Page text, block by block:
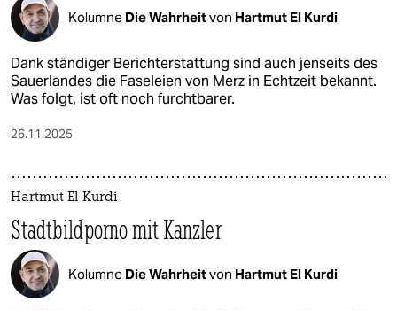
Kolumne Die Wahrheitvon Hartmut El Kurdi
Dank ständiger Berichterstattung sind auch jenseits des
Sauerlandes die Faseleien von Merz in Echtzeit bekannt.
Was folgt, ist oft noch furchtbarer.
26.11.2025
Hartmut El Kurdi
Stadtbildporno mit Kanzler
Kolumne Die Wahrheitvon Hartmut El Kurdi